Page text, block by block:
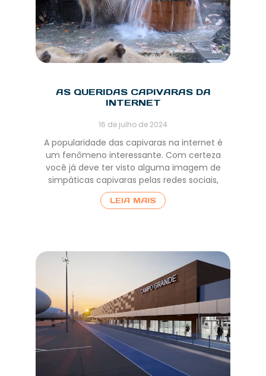
AS QUERIDAS CAPIVARAS DA
INTERNET
16 de julho de 2024
A popularidade das capivaras na internet é
um fenômeno interessante. Com certeza
você já deve ter visto alguma imagem de
simpáticas capivaras pelas redes sociais,
LEIA MAIS